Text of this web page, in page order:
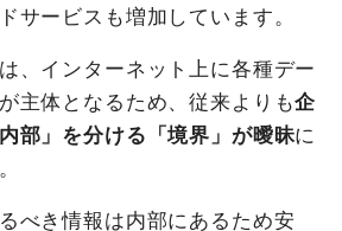
サービスも増加しています。
、インターネット上に各種デー
主体となるため、従来よりも企
部」を分ける「境界」が曖昧に
べき情報は内部にあるため安